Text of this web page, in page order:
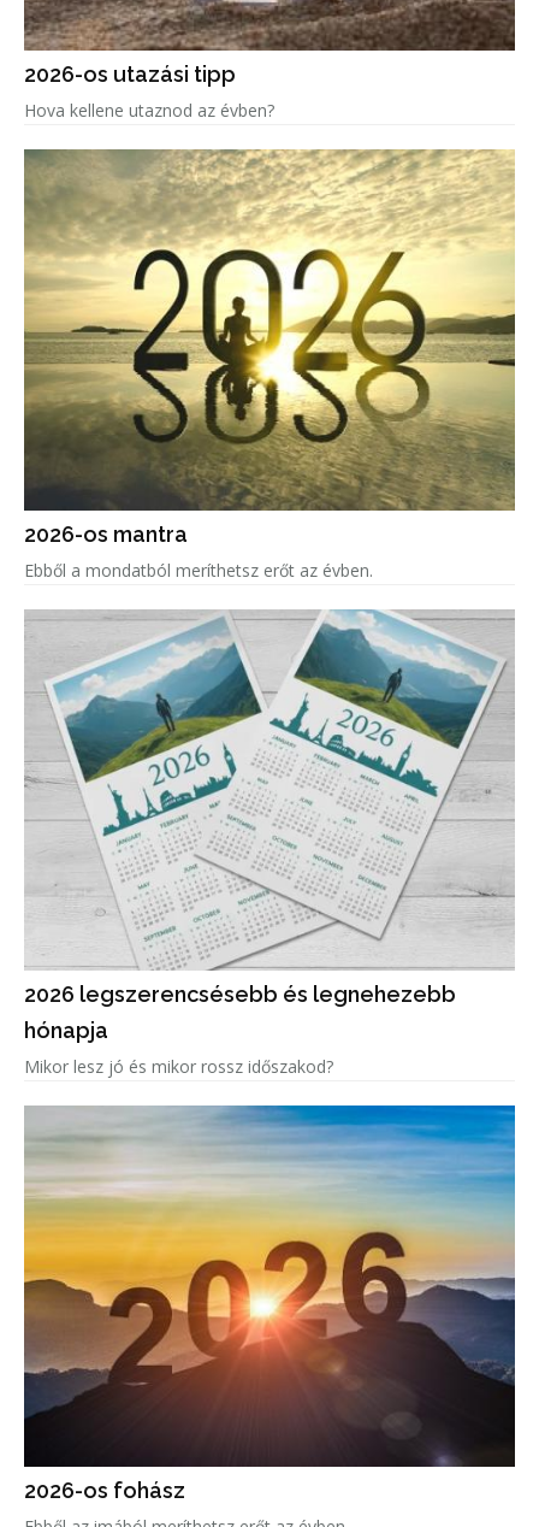
2026-os utazási tipp
Hova kellene utaznod az évben?
2026-os mantra
Ebből a mondatból meríthetsz erőt az évben.
2026 legszerencsésebb és legnehezebb
hónapja
Mikor lesz jó és mikor rossz időszakod?
2026-os fohász